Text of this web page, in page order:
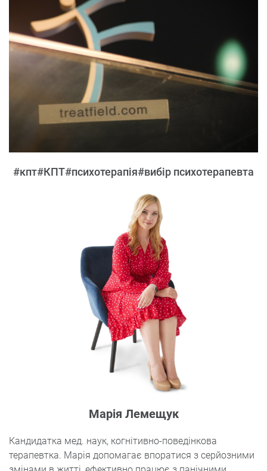
#кпт#КПТ#психотерапія#вибір психотерапевта
Марія Лемещук
Кандидатка мед. наук, когнітивно-поведінкова
терапевтка. Марія допомагає впоратися з серйозними